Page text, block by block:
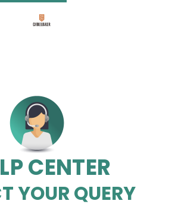
CENTER
YOUR QUERY